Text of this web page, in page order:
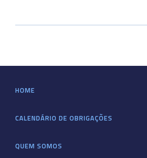
HOME
CALENDÁRIO DE OBRIGAÇÕES
QUEM SOMOS